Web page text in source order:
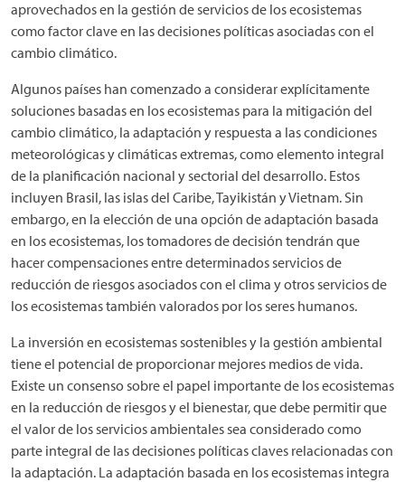
aprovechados en la gestión de servicios de los ecosistemas
como factor clave en las decisiones políticas asociadas con el
cambio climático.
Algunos países han comenzado a considerar explícitamente
soluciones basadas en los ecosistemas para la mitigación del
cambio climático, la adaptación y respuesta a las condiciones
meteorológicas y climáticas extremas, como elemento integral
de la planificación nacional y sectorial del desarrollo. Estos
incluyen Brasil, las islas del Caribe, Tayikistán y Vietnam. Sin
embargo, en la elección de una opción de adaptación basada
en los ecosistemas, los tomadores de decisión tendrán que
hacer compensaciones entre determinados servicios de
reducción de riesgos asociados con el clima y otros servicios de
los ecosistemas también valorados por los seres humanos.
La inversión en ecosistemas sostenibles y la gestión ambiental
tiene el potencial de proporcionar mejores medios de vida.
Existe un consenso sobre el papel importante de los ecosistemas
en la reducción de riesgos y el bienestar, que debe permitir que
el valor de los servicios ambientales sea considerado como
parte integral de las decisiones políticas claves relacionadas con
la adaptación. La adaptación basada en los ecosistemas integra